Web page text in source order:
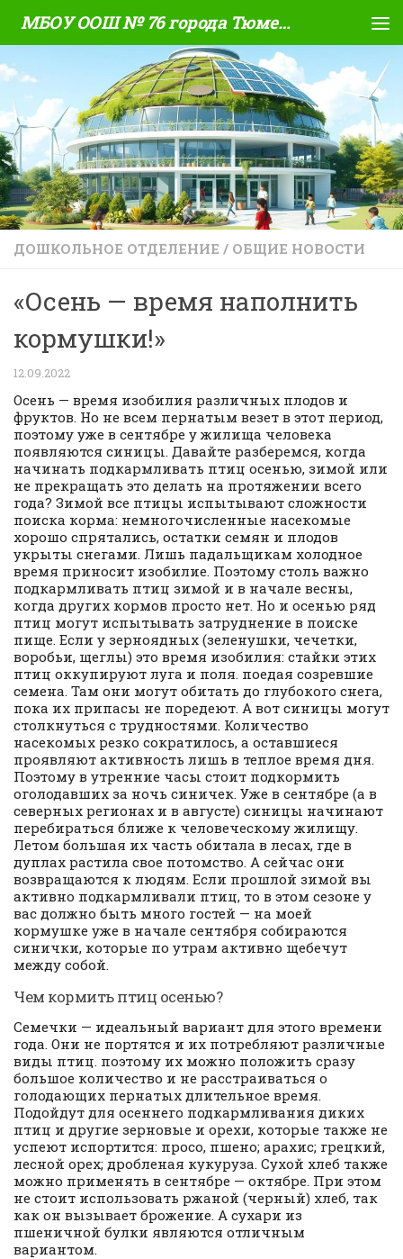
Skip to content МБОУ ООШ № 76 города Тюмени
ДОШКОЛЬНОЕ ОТДЕЛЕНИЕ / ОБЩИЕ НОВОСТИ
«Осень — время наполнить
кормушки!»
12.09.2022
Осень — время изобилия различных плодов и
фруктов. Но не всем пернатым везет в этот период,
поэтому уже в сентябре у жилища человека
появляются синицы. Давайте разберемся, когда
начинать подкармливать птиц осенью, зимой или
не прекращать это делать на протяжении всего
года? Зимой все птицы испытывают сложности
поиска корма: немногочисленные насекомые
хорошо спрятались, остатки семян и плодов
укрыты снегами. Лишь падальщикам холодное
время приносит изобилие. Поэтому столь важно
подкармливать птиц зимой и в начале весны,
когда других кормов просто нет. Но и осенью ряд
птиц могут испытывать затруднение в поиске
пище. Если у зерноядных (зеленушки, чечетки,
воробьи, щеглы) это время изобилия: стайки этих
птиц оккупируют луга и поля. поедая созревшие
семена. Там они могут обитать до глубокого снега,
пока их припасы не поредеют. А вот синицы могут
столкнуться с трудностями. Количество
насекомых резко сократилось, а оставшиеся
проявляют активность лишь в теплое время дня.
Поэтому в утренние часы стоит подкормить
оголодавших за ночь синичек. Уже в сентябре (а в
северных регионах и в августе) синицы начинают
перебираться ближе к человеческому жилищу.
Летом большая их часть обитала в лесах, где в
дуплах растила свое потомство. А сейчас они
возвращаются к людям. Если прошлой зимой вы
активно подкармливали птиц, то в этом сезоне у
вас должно быть много гостей — на моей
кормушке уже в начале сентября собираются
синички, которые по утрам активно щебечут
между собой.
Чем кормить птиц осенью?
Семечки — идеальный вариант для этого времени
года. Они не портятся и их потребляют различные
виды птиц. поэтому их можно положить сразу
большое количество и не расстраиваться о
голодающих пернатых длительное время.
Подойдут для осеннего подкармливания диких
птиц и другие зерновые и орехи, которые также не
успеют испортится: просо, пшено; арахис; грецкий,
лесной орех; дробленая кукуруза. Сухой хлеб также
можно применять в сентябре — октябре. При этом
не стоит использовать ржаной (черный) хлеб, так
как он вызывает брожение. А сухари из
пшеничной булки являются отличным
вариантом.